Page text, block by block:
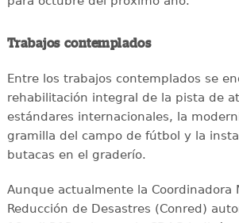
Trabajos contemplados
Entre los trabajos contemplados se
rehabilitación integral de la pista de
estándares internacionales, la
gramilla del campo de fútbol y la
butacas en el graderío.
Aunque actualmente la Coordinadora
Reducción de Desastres (Conred)